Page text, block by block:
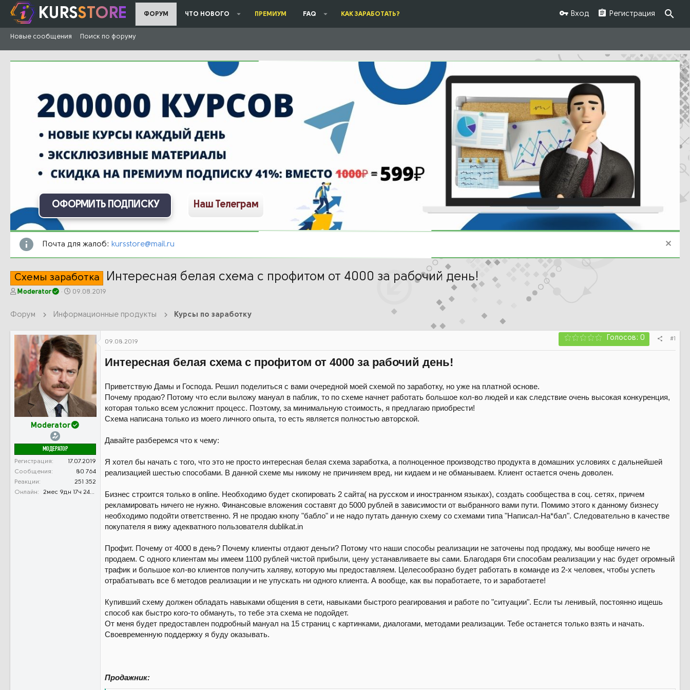
KURSSTORE ФОРУМ ЧТО НОВОГО ПРЕМИУМ FAQ КАК ЗАРАБОТАТЬ? Вход Регистрация
Новые сообщения Поиск по форуму
ОФОРМИТЬ ПОДПИСКУ Наш Телеграм
Почта для жалоб: kursstore@mail.ru
Схемы заработка Интересная белая схема с профитом от 4000 за рабочий день!
А
о
Moderator
Д
а
а
ч
а
а
09.08.2019
Форум Информационные продукты Курсы по заработку
Moderator
МОДЕРАТОР
Регистрация
17.07.2019
Сообщения
80 764
Реакции
251 352
Онлайн
2мес 9дн 17ч 24м 35с
09.08.2019 Голосов: 0 #1
Интересная белая схема с профитом от 4000 за рабочий день!
Приветствую Дамы и Господа. Решил поделиться с вами очередной моей схемой по заработку, но уже на платной основе.
Почему продаю? Потому что если выложу мануал в паблик, то по схеме начнет работать большое кол-во людей и как следствие очень высокая конкуренция,
которая только всем усложнит процесс. Поэтому, за минимальную стоимость, я предлагаю приобрести!
Схема написана только из моего личного опыта, то есть является полностью авторской.
Давайте разберемся что к чему:
Я хотел бы начать с того, что это не просто интересная белая схема заработка, а полноценное производство продукта в домашних условиях с дальнейшей
реализацией шестью способами. В данной схеме мы никому не причиняем вред, ни кидаем и не обманываем. Клиент остается очень доволен.
Бизнес строится только в online. Необходимо будет скопировать 2 сайта( на русском и иностранном языках), создать сообщества в соц. сетях, причем
рекламировать ничего не нужно. Финансовые вложения составят до 5000 рублей в зависимости от выбранного вами пути. Помимо этого к данному бизнесу
необходимо подойти ответственно. Я не продаю кнопу "бабло" и не надо путать данную схему со схемами типа "Написал-На*бал". Следовательно в качестве
покупателя я вижу адекватного пользователя dublikat.in
Профит. Почему от 4000 в день? Почему клиенты отдают деньги? Потому что наши способы реализации не заточены под продажу, мы вообще ничего не
продаем. С одного клиентам мы имеем 1100 рублей чистой прибыли, цену устанавливаете вы сами. Благодаря 6ти способам реализации у нас будет огромный
трафик и большое кол-во клиентов получить халяву, которую мы предоставляем. Целесообразно будет работать в команде из 2-х человек, чтобы успеть
отрабатывать все 6 методов реализации и не упускать ни одного клиента. А вообще, как вы поработаете, то и заработаете!
Купивший схему должен обладать навыками общения в сети, навыками быстрого реагирования и работе по "ситуации". Если ты ленивый, постоянно ищешь
способ как быстро кого-то обмануть, то тебе эта схема не подойдет.
От меня будет предоставлен подробный мануал на 15 страниц с картинками, диалогами, методами реализации. Тебе останется только взять и начать.
Своевременную поддержку я буду оказывать.
Продажник: